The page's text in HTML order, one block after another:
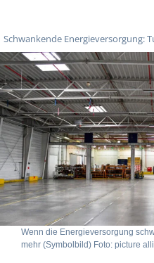
Schwankende Energieversorgung:
Wenn die Energieversorgung
mehr (Symbolbild) Foto: picture